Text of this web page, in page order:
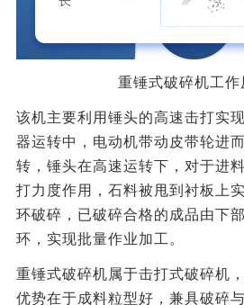
重锤式破碎机工作
该机主要利用锤头的高速击打实
器运转中，电动机带动皮带轮进
转，锤头在高速运转下，对于进
打力度作用，石料被甩到衬板上
环破碎，已破碎合格的成品由下
环，实现批量作业加工。
重锤式破碎机属于击打式破碎机
优势在于成料粒型好，兼具破碎